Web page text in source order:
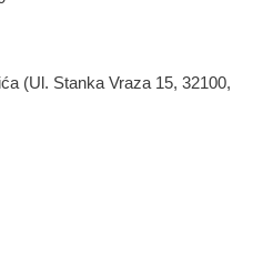
(Ul. Stanka Vraza 15, 32100,